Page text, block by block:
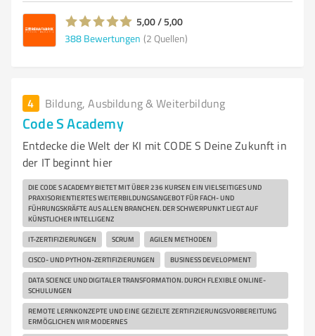
5,00 / 5,00
388 Bewertungen (2 Quellen)
4 Bildung, Ausbildung & Weiterbildung
Code S Academy
Entdecke die Welt der KI mit CODE S Deine Zukunft in
der IT beginnt hier
DIE CODE S ACADEMY BIETET MIT ÜBER 236 KURSEN EIN VIELSEITIGES UND
PRAXISORIENTIERTES WEITERBILDUNGSANGEBOT FÜR FACH- UND
FÜHRUNGSKRÄFTE AUS ALLEN BRANCHEN. DER SCHWERPUNKT LIEGT AUF
KÜNSTLICHER INTELLIGENZ
IT-ZERTIFIZIERUNGEN SCRUM AGILEN METHODEN
CISCO- UND PYTHON-ZERTIFIZIERUNGEN BUSINESS DEVELOPMENT
DATA SCIENCE UND DIGITALER TRANSFORMATION. DURCH FLEXIBLE ONLINE-
SCHULUNGEN
REMOTE LERNKONZEPTE UND EINE GEZIELTE ZERTIFIZIERUNGSVORBEREITUNG
ERMÖGLICHEN WIR MODERNES